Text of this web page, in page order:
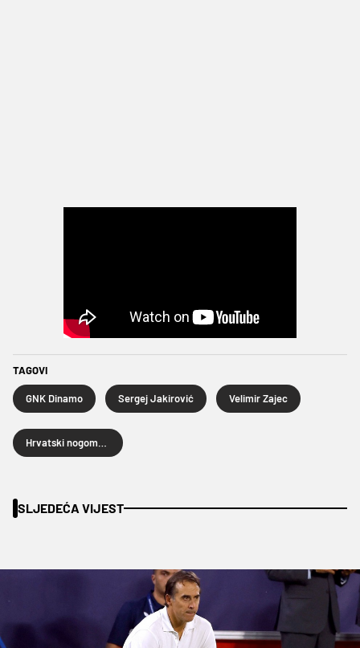
TAGOVI
GNK Dinamo Sergej Jakirović Velimir Zajec
SLJEDEĆA VIJEST